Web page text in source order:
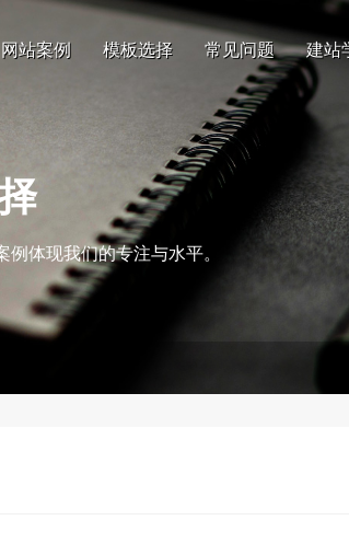
网站案例 模板选择 常见问题 建站
体现我们的专注与水平。